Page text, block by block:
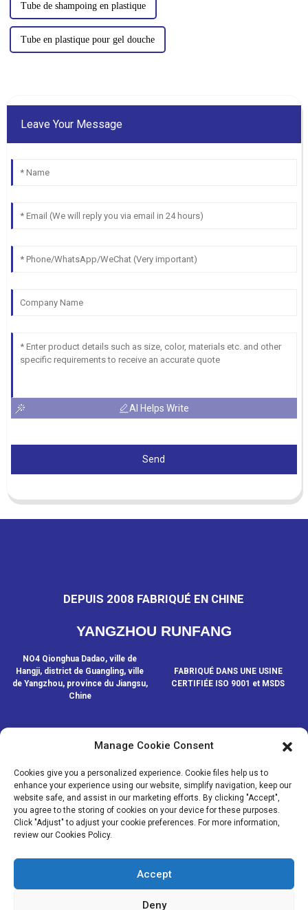
Tube de shampoing en plastique
Tube en plastique pour gel douche
Leave Your Message
AI Helps Write
Send
DEPUIS 2008 FABRIQUÉ EN CHINE
YANGZHOU RUNFANG
NO4 Qionghua Dadao, ville de
Hangji, district de Guangling, ville
de Yangzhou, province du Jiangsu,
Chine
FABRIQUÉ DANS UNE USINE
CERTIFIÉE ISO 9001 et MSDS
CONTACTEZ-NOUS
© COPYRIGHT - 2020-2024 : TOUS DROITS RÉSERVÉS.- Plan du
site- SitemapTrans - Recherche principale
MÉDIAS
NOUVELLES
À PROPOS DE NOUS
Manage Cookie Consent
Cookies give you a personalized experience. Cookie files help us to
enhance your experience using our website, simplify navigation, keep our
website safe, and assist in our marketing efforts. By clicking "Accept",
you agree to the storing of cookies on your device for these purposes.
Click "Adjust" to adjust your cookie preferences. For more information,
review our Cookies Policy.
Accept
Deny